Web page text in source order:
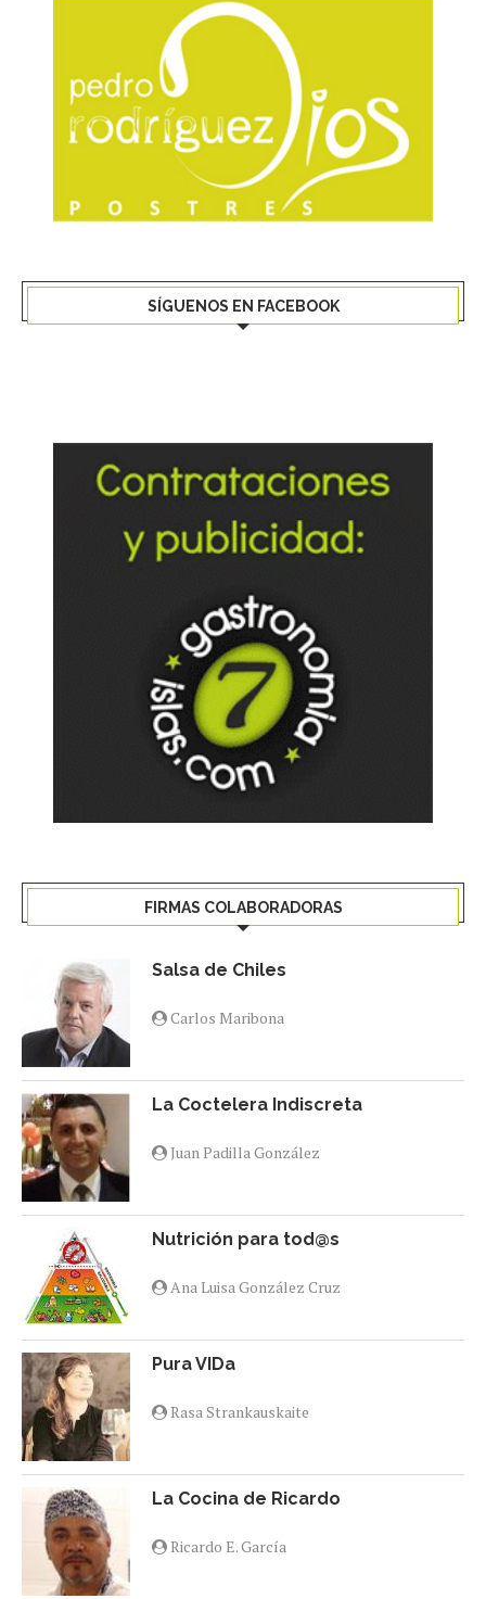
SÍGUENOS EN FACEBOOK
FIRMAS COLABORADORAS
Salsa de Chiles
Carlos Maribona
La Coctelera Indiscreta
Juan Padilla González
Nutrición para tod@s
Ana Luisa González Cruz
Pura VIDa
Rasa Strankauskaite
La Cocina de Ricardo
Ricardo E. García